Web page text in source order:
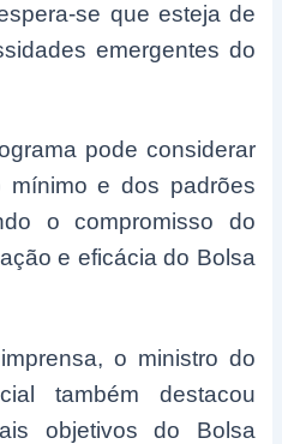
se que esteja de
emergentes do
pode considerar
mínimo e dos padrões
o compromisso do
e eficácia do Bolsa
o ministro do
também destacou
objetivos do Bolsa